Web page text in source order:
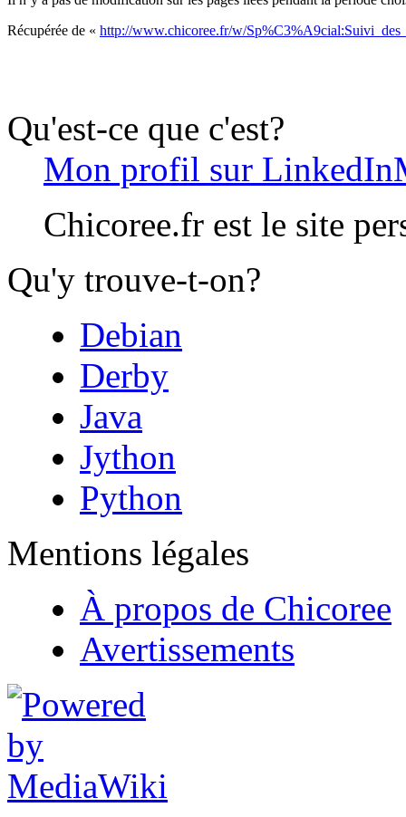
Récupérée de « http://www.chicoree.fr/w/
Qu'est-ce que c'est?
Mon profil sur LinkedIn
Chicoree.fr est le site
Qu'y trouve-t-on?
Debian
Derby
Java
Jython
Python
Mentions légales
À propos de Chicoree
Avertissements